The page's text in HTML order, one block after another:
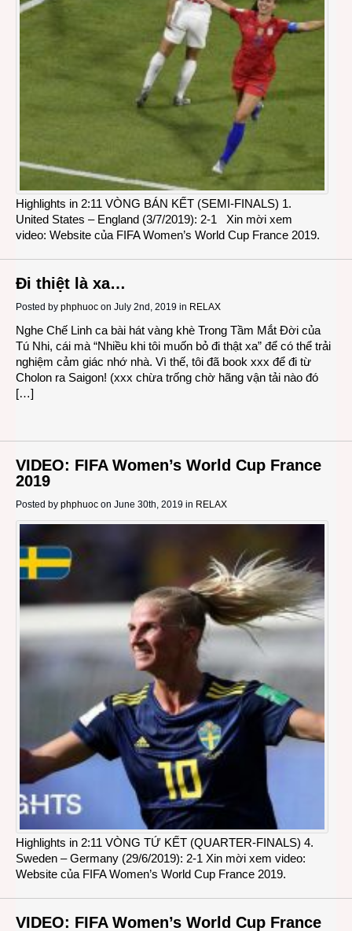
Highlights in 2:11 VÒNG BÁN KẾT (SEMI-FINALS) 1.
United States – England (3/7/2019): 2-1 Xin mời xem
video: Website của FIFA Women’s World Cup France 2019.
Đi thiệt là xa…
Posted by phphuoc on July 2nd, 2019 in RELAX
Nghe Chế Linh ca bài hát vàng khè Trong Tầm Mắt Đời của
Tú Nhi, cái mà “Nhiều khi tôi muốn bỏ đi thật xa” để có thể trải
nghiệm cảm giác nhớ nhà. Vì thế, tôi đã book xxx để đi từ
Cholon ra Saigon! (xxx chừa trống chờ hãng vận tải nào đó
[…]
VIDEO: FIFA Women’s World Cup France
2019
Posted by phphuoc on June 30th, 2019 in RELAX
Highlights in 2:11 VÒNG TỨ KẾT (QUARTER-FINALS) 4.
Sweden – Germany (29/6/2019): 2-1 Xin mời xem video:
Website của FIFA Women’s World Cup France 2019.
VIDEO: FIFA Women’s World Cup France